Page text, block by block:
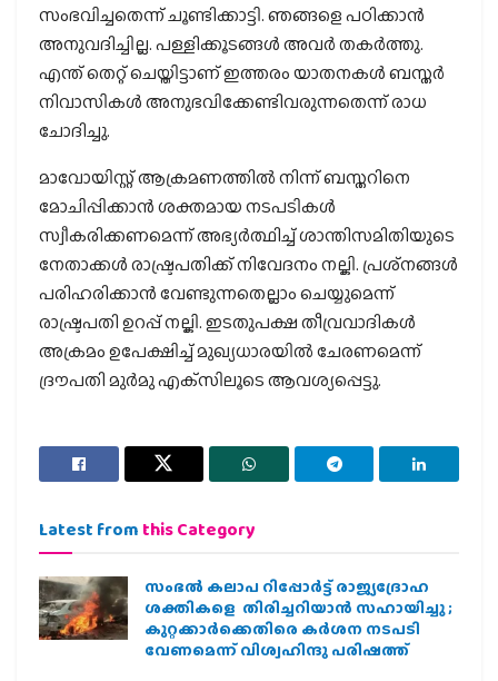
സംഭവിച്ചതെന്ന് ചൂണ്ടിക്കാട്ടി. ഞങ്ങളെ പഠിക്കാന്‍
അനുവദിച്ചില്ല. പള്ളിക്കൂടങ്ങള്‍ അവര്‍ തകര്‍ത്തു.
എന്ത് തെറ്റ് ചെയ്തിട്ടാണ് ഇത്തരം യാതനകള്‍ ബസ്തര്‍
നിവാസികള്‍ അനുഭവിക്കേണ്ടിവരുന്നതെന്ന് രാധ
ചോദിച്ചു.
മാവോയിസ്റ്റ് ആക്രമണത്തില്‍ നിന്ന് ബസ്തറിനെ
മോചിപ്പിക്കാന്‍ ശക്തമായ നടപടികള്‍
സ്വീകരിക്കണമെന്ന് അഭ്യര്‍ത്ഥിച്ച് ശാന്തിസമിതിയുടെ
നേതാക്കള്‍ രാഷ്ട്രപതിക്ക് നിവേദനം നല്കി. പ്രശ്‌നങ്ങള്‍
പരിഹരിക്കാന്‍ വേണ്ടുന്നതെല്ലാം ചെയ്യുമെന്ന്
രാഷ്ട്രപതി ഉറപ്പ് നല്കി. ഇടതുപക്ഷ തീവ്രവാദികള്‍
അക്രമം ഉപേക്ഷിച്ച് മുഖ്യധാരയില്‍ ചേരണമെന്ന്
ദ്രൗപതി മുര്‍മു എക്‌സിലൂടെ ആവശ്യപ്പെട്ടു.
Latest from this Category
സംഭൽ കലാപ റിപ്പോർട്ട് രാജ്യദ്രോഹ
ശക്തികളെ തിരിച്ചറിയാൻ സഹായിച്ചു ;
കുറ്റക്കാർക്കെതിരെ കർശന നടപടി
വേണമെന്ന് വിശ്വഹിന്ദു പരിഷത്ത്